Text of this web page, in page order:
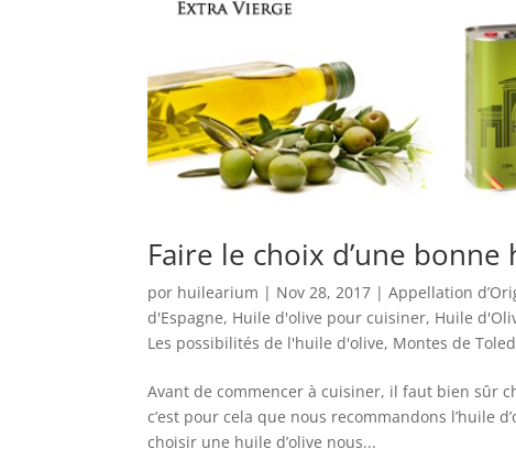
Faire le choix d’une
por huilearium | Nov 28, 2017 |Appellation
d'Espagne, Huile d'olive pour cuisiner, Huile
Les possibilités de l'huile d'olive, Montes de
Avant de commencer à cuisiner, il faut bien sûr
c’est pour cela que nous recommandons l’huile
choisir une huile d’olive nous...